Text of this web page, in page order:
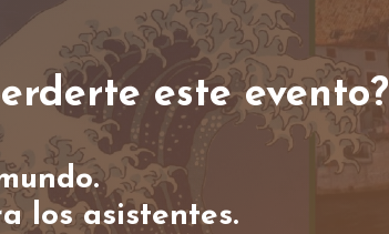
este evento?
los asistentes.